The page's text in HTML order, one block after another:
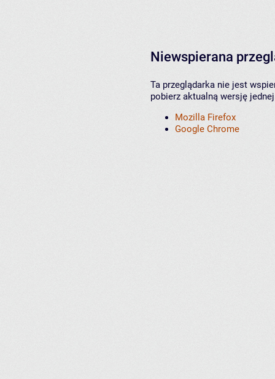
Niewspierana
Ta przeglądarka nie jest
pobierz aktualną wersję
Mozilla Firefox
Google Chrome